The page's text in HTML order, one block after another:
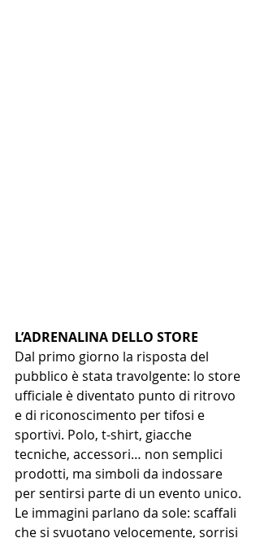
L’ADRENALINA DELLO STORE
Dal primo giorno la risposta del
pubblico è stata travolgente: lo store
ufficiale è diventato punto di ritrovo
e di riconoscimento per tifosi e
sportivi. Polo, t-shirt, giacche
tecniche, accessori… non semplici
prodotti, ma simboli da indossare
per sentirsi parte di un evento unico.
Le immagini parlano da sole: scaffali
che si svuotano velocemente, sorrisi